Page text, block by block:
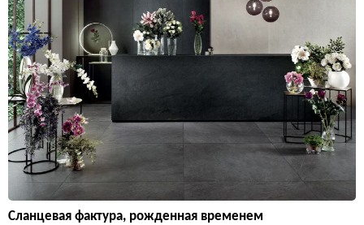
Сланцевая фактура, рожденная временем